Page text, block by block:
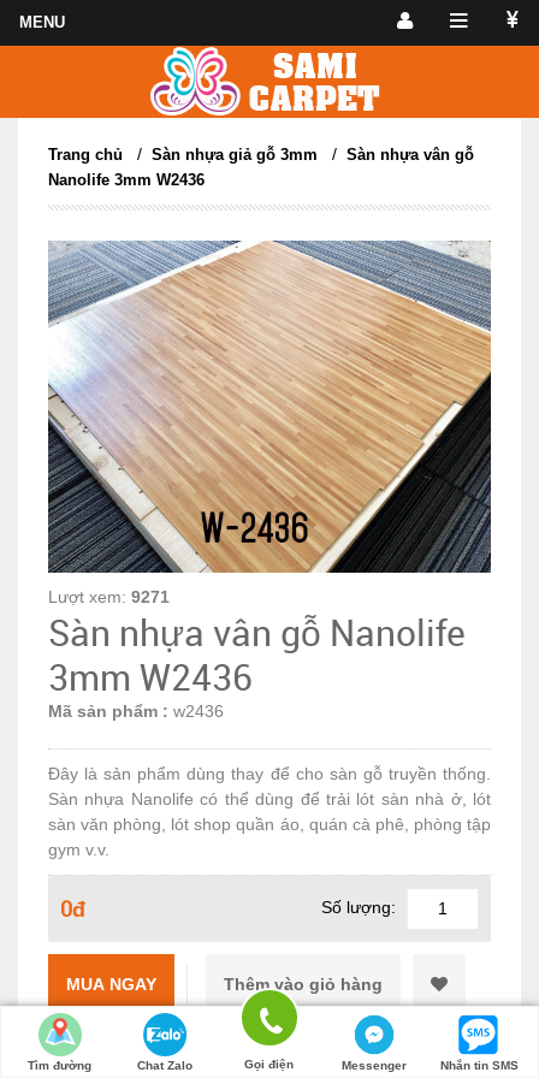
Trang chủ / Sàn nhựa giả gỗ 3mm / Sàn nhựa vân gỗ
Nanolife 3mm W2436
Lượt xem: 9271
Sàn nhựa vân gỗ Nanolife
3mm W2436
Mã sản phẩm : w2436
Đây là sản phẩm dùng thay để cho sàn gỗ truyền thống.
Sàn nhựa Nanolife có thể dùng để trải lót sàn nhà ở, lót
sàn văn phòng, lót shop quần áo, quán cà phê, phòng tập
gym v.v.
0đ Số lượng:
MUA NGAY
Tìm đường Chat Zalo Gọi điện Messenger Nhắn tin SMS